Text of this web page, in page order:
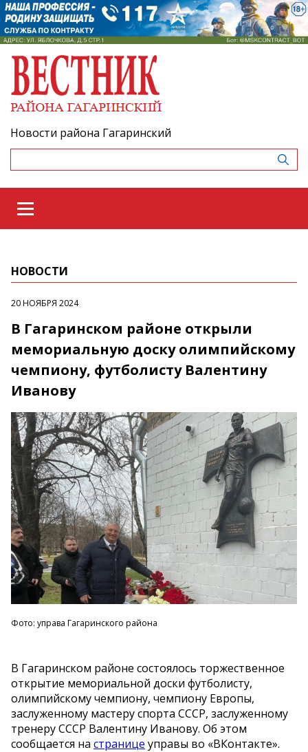
Новости района Гагаринский
НОВОСТИ
20 НОЯБРЯ 2024
В Гагаринском районе открыли
мемориальную доску олимпийскому
чемпиону, футболисту Валентину
Иванову
Фото: управа Гагаринского района
В Гагаринском районе состоялось торжественное
открытие мемориальной доски футболисту,
олимпийскому чемпиону, чемпиону Европы,
заслуженному мастеру спорта СССР, заслуженному
тренеру СССР Валентину Иванову. Об этом
сообщается на странице управы во «ВКонтакте».